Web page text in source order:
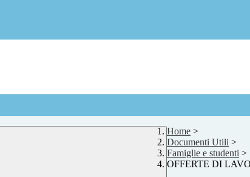
Home >
Documenti Utili >
Famiglie e studenti >
OFFERTE DI